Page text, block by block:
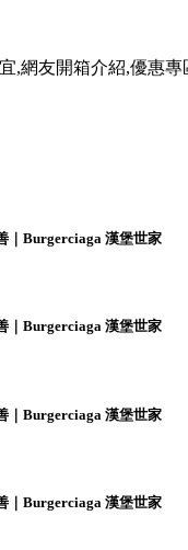
,網友開箱介紹,優惠
｜Burgerciaga 漢堡世家
｜Burgerciaga 漢堡世家
｜Burgerciaga 漢堡世家
｜Burgerciaga 漢堡世家